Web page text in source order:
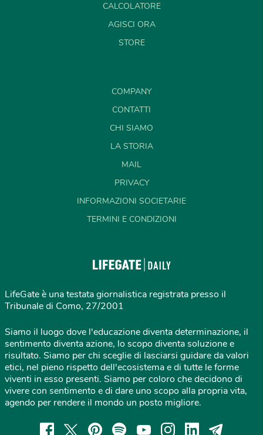
CALCOLATORE
AGISCI ORA
STORE
COMPANY
CONTATTI
CHI SIAMO
LA STORIA
MAIL
PRIVACY
INFORMAZIONI SOCIETARIE
TERMINI E CONDIZIONI
LifeGate è una testata giornalistica registrata presso il
Tribunale di Como, 27/2001
Siamo il luogo dove l'educazione diventa determinazione, il
sentimento diventa azione, lo scopo diventa soluzione e
risultato. Siamo per chi sceglie di lasciarsi guidare da valori
etici, nel pieno rispetto dell'ecosistema e di tutte le forme
viventi in esso presenti. Siamo per coloro che decidono di
vivere con sentimento e di dare uno scopo alla propria vita,
agendo per rendere il mondo un posto migliore.